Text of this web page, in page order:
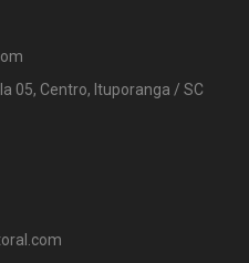
05, Centro, Ituporanga / SC